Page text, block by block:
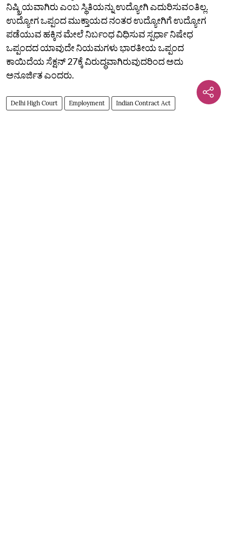
ನಿಷ್ಕ್ರಿಯವಾಗಿರು ಎಂಬ ಸ್ಥಿತಿಯನ್ನು ಉದ್ಯೋಗಿ ಎದುರಿಸುವಂತಿಲ್ಲ.
ಉದ್ಯೋಗ ಒಪ್ಪಂದ ಮುಕ್ತಾಯದ ನಂತರ ಉದ್ಯೋಗಿಗೆ ಉದ್ಯೋಗ
ಪಡೆಯುವ ಹಕ್ಕಿನ ಮೇಲೆ ನಿರ್ಬಂಧ ವಿಧಿಸುವ ಸ್ಪರ್ಧಾ ನಿಷೇಧ
ಒಪ್ಪಂದದ ಯಾವುದೇ ನಿಯಮಗಳು ಭಾರತೀಯ ಒಪ್ಪಂದ
ಕಾಯಿದೆಯ ಸೆಕ್ಷನ್ 27ಕ್ಕೆ ವಿರುದ್ಧವಾಗಿರುವುದರಿಂದ ಅದು
ಅನೂರ್ಜಿತ ಎಂದರು.
Delhi High Court Employment Indian Contract Act